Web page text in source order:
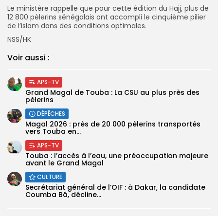
Le ministère rappelle que pour cette édition du Hajj, plus de
12 800 pèlerins sénégalais ont accompli le cinquième pilier
de l’islam dans des conditions optimales.
NSS/HK
Voir aussi :
APS-TV
Grand Magal de Touba : La CSU au plus près des
pèlerins
DÉPÊCHES
Magal 2026 : près de 20 000 pèlerins transportés
vers Touba en...
APS-TV
Touba : l’accès à l’eau, une préoccupation majeure
avant le Grand Magal
CULTURE
Secrétariat général de l’OIF : à Dakar, la candidate
Coumba Bâ, décline...